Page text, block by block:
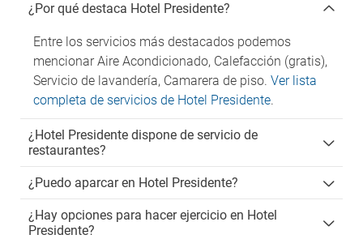
¿Por qué destaca Hotel Presidente?
Entre los servicios más destacados podemos
mencionar Aire Acondicionado, Calefacción (gratis),
Servicio de lavandería, Camarera de piso. Ver lista
completa de servicios de Hotel Presidente.
¿Hotel Presidente dispone de servicio de
restaurantes?
¿Puedo aparcar en Hotel Presidente?
¿Hay opciones para hacer ejercicio en Hotel
Presidente?